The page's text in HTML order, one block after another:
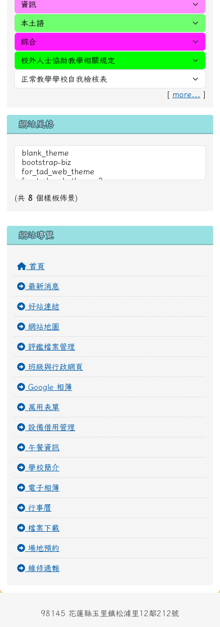
[ more... ]
網站風格
(共 8 個樣板佈景)
右邊區域內容
網站導覽
首頁
最新消息
好站連結
網站地圖
評鑑檔案管理
班級與行政網頁
Google 相簿
萬用表單
設備借用管理
午餐資訊
學校簡介
電子相簿
行事曆
檔案下載
場地預約
維修通報
98145 花蓮縣玉里鎮松浦里12鄰212號